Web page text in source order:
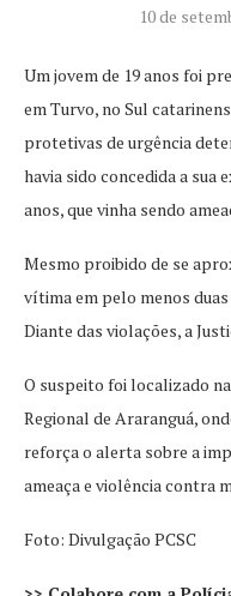
10 de
Um jovem de 19 anos foi
em Turvo, no Sul
protetivas de urgência
havia sido concedida a sua
anos, que vinha sendo
Mesmo proibido de se
vítima em pelo menos
Diante das violações, a
O suspeito foi localizado
Regional de Araranguá,
reforça o alerta sobre a
ameaça e violência contra
Foto: Divulgação PCSC